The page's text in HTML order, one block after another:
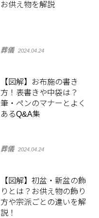
お供え物を解説
葬儀 2024.04.24
【図解】お布施の書き
方！表書きや中袋は？
筆・ペンのマナーとよく
あるQ&A集
葬儀 2024.04.24
【図解】初盆・新盆の飾
りとは？お供え物の飾り
方や宗派ごとの違いを解
説！